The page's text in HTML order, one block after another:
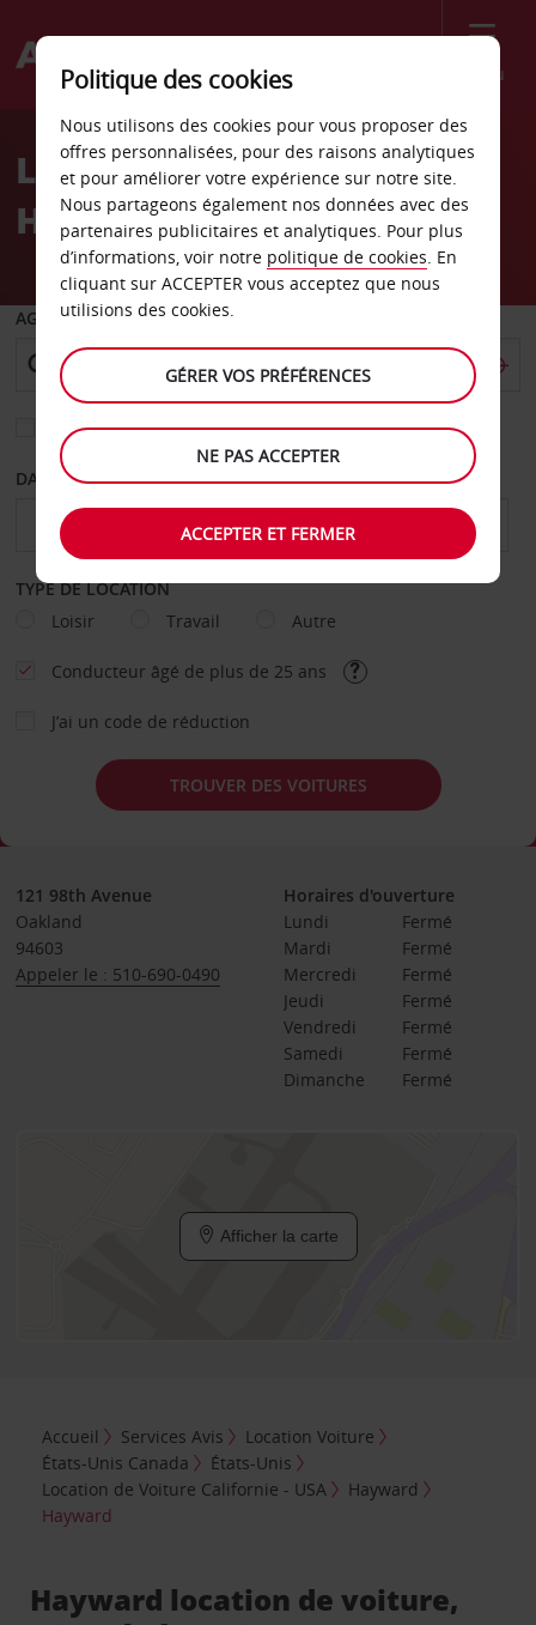
Menu
Welcome
AvisLocation de voiture
Hayward
AGENCE DE DÉPART
Sélectionnez une autre agence de retour
DATE DE DÉPART DATE DE RETOUR
TYPE DE LOCATION
Loisir
Travail Autre
Conducteur âgé de plus de 25 ans
J’ai un code de réduction
TROUVER DES VOITURES
121 98th Avenue
Oakland
94603
Appeler le : 510-690-0490
Horaires d'ouverture
Lundi
Fermé
Mardi
Fermé
Mercredi
Fermé
Jeudi
Fermé
Vendredi
Fermé
Samedi
Fermé
Dimanche
Fermé
Afficher la carte
Accueil Services Avis
Location Voiture
États-Unis Canada
États-Unis
Location de Voiture Californie - USA
Hayward
Hayward
Hayward location de voiture,
Politique des cookies
Nous utilisons des cookies pour vous proposer des
offres personnalisées, pour des raisons analytiques
et pour améliorer votre expérience sur notre site.
Nous partageons également nos données avec des
partenaires publicitaires et analytiques. Pour plus
d’informations, voir notre politique de cookies. En
cliquant sur ACCEPTER vous acceptez que nous
utilisions des cookies.
GÉRER VOS PRÉFÉRENCES
NE PAS ACCEPTER
ACCEPTER ET FERMER